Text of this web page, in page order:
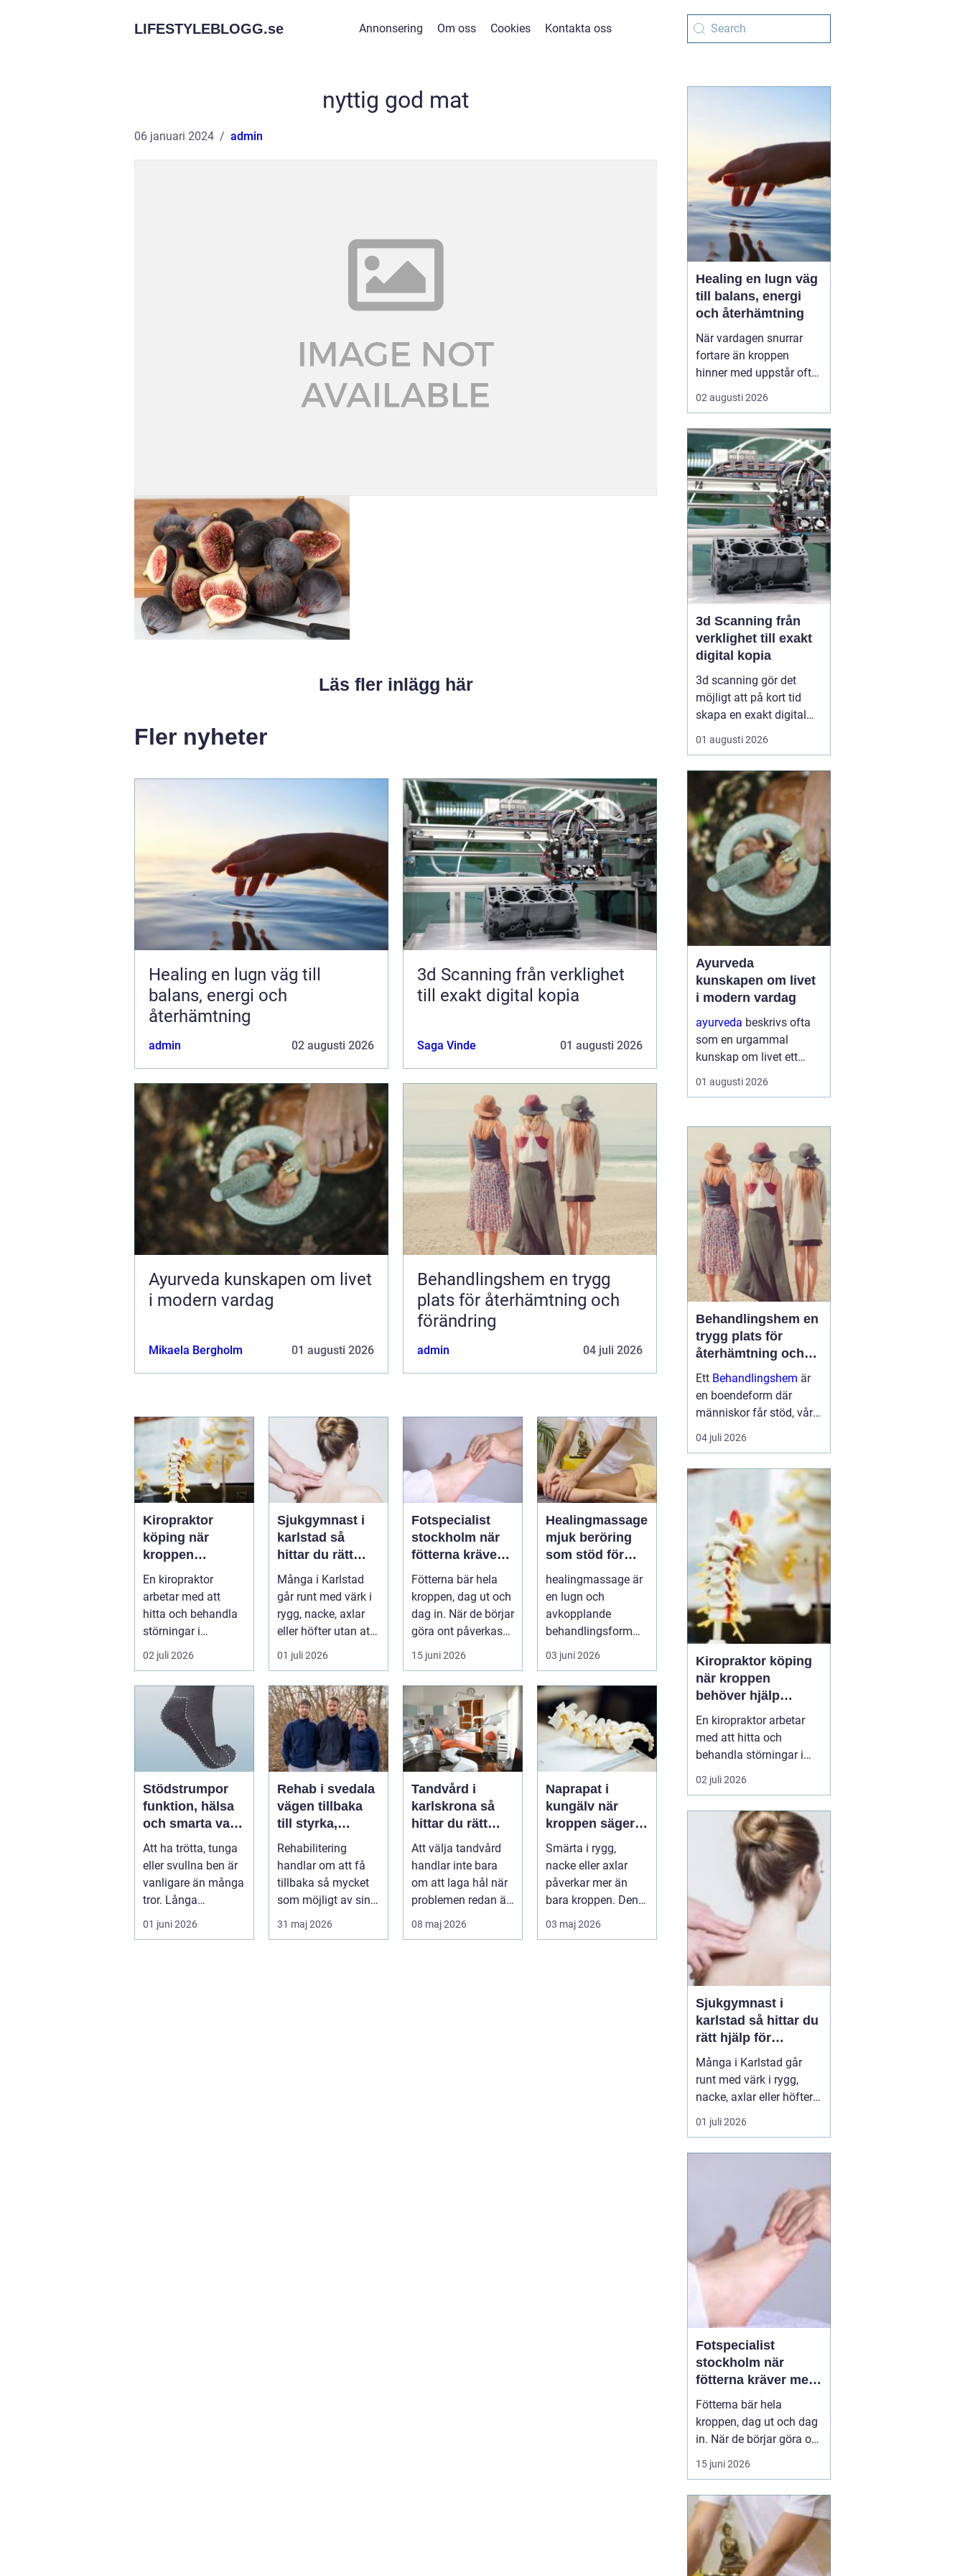
LIFESTYLEBLOGG.se Annonsering Om oss Cookies Kontakta oss
nyttig god mat
06 januari 2024 admin
Läs fler inlägg här
Fler nyheter
Healing en lugn väg till
balans, energi och
återhämtning
admin 02 augusti 2026
3d Scanning från verklighet
till exakt digital kopia
Saga Vinde 01 augusti 2026
Ayurveda kunskapen om livet
i modern vardag
Mikaela Bergholm 01 augusti 2026
Behandlingshem en trygg
plats för återhämtning och
förändring
admin 04 juli 2026
Kiropraktor
köping när
kroppen
behöver hjälp
tillbaka
En kiropraktor
arbetar med att
hitta och behandla
störningar i
kroppens leder,
muskler och
nervsyste...
02 juli 2026
Sjukgymnast i
karlstad så
hittar du rätt
hjälp för
kroppen
Många i Karlstad
går runt med värk i
rygg, nacke, axlar
eller höfter utan att
söka hjälp. Andra
har ...
01 juli 2026
Fotspecialist
stockholm när
fötterna kräver
mer än vanliga
sulor
Fötterna bär hela
kroppen, dag ut och
dag in. När de börjar
göra ont påverkas
mer än bara stegen
sö...
15 juni 2026
Healingmassage
mjuk beröring
som stöd för
kropp och själ
healingmassage är
en lugn och
avkopplande
behandlingsform
som förenar
klassisk massage
med energibas...
03 juni 2026
Stödstrumpor
funktion, hälsa
och smarta val i
vardagen
Att ha trötta, tunga
eller svullna ben är
vanligare än många
tror. Långa
arbetsdagar på
hårda golv, ...
01 juni 2026
Rehab i svedala
vägen tillbaka
till styrka,
balans och
vardag
Rehabilitering
handlar om att få
tillbaka så mycket
som möjligt av sin
funktion, energi och
trygghet...
31 maj 2026
Tandvård i
karlskrona så
hittar du rätt
klinik för
långsiktig
munhälsa
Att välja tandvård
handlar inte bara
om att laga hål när
problemen redan är
ett faktum. Det
handlar ...
08 maj 2026
Naprapat i
kungälv när
kroppen säger
ifrån
Smärta i rygg,
nacke eller axlar
påverkar mer än
bara kroppen. Den
tar energi,
koncentration och
03 maj 2026
Healing en lugn väg
till balans, energi
och återhämtning
När vardagen snurrar
fortare än kroppen
hinner med uppstår ofta
spänningar, oro och
trötthet som inte går att
Många börjar då söka
efter metoder som kan
skapa lugn på djupet,
inte bara i tankarna utan
också i kroppen. I den
sökn...
02 augusti 2026
3d Scanning från
verklighet till exakt
digital kopia
3d scanning gör det
möjligt att på kort tid
skapa en exakt digital
kopia av nästan vad
som helst: en liten detalj,
eller en hel fabrik.
Tekniken används i dag
inom industri, bygg,
fastigheter, kulturarv och
infrastruktur för at...
01 augusti 2026
Ayurveda
kunskapen om livet
i modern vardag
ayurveda beskrivs ofta
som en urgammal
kunskap om livet ett
praktiskt system för
hälsa som förenar kropp,
stället för att enbart
fokusera på symptom
försöker ayurvedan
förstå varf...
01 augusti 2026
Behandlingshem en
trygg plats för
återhämtning och
förändring
Ett Behandlingshem är
en boendeform där
människor får stöd, vård
och struktur under en
period i livet när det
öppenvården inte räcker.
Målet är att skapa
trygghet, stabilitet och
förutsättni...
04 juli 2026
Kiropraktor köping
när kroppen
behöver hjälp
tillbaka
En kiropraktor arbetar
med att hitta och
behandla störningar i
kroppens leder, muskler
och nervsystem. Målet
smärta, bättre rörlighet
och en vardag som
fungerar igen.
Kiropraktik passar
många som kämpar
med återkommande
ryggont...
02 juli 2026
Sjukgymnast i
karlstad så hittar du
rätt hjälp för
kroppen
Många i Karlstad går
runt med värk i rygg,
nacke, axlar eller höfter
utan att söka hjälp.
Andra har råkat ut för en
släppa. En legitimerad
sjukgymnast kan då
göra stor skillnad.
Genom n...
01 juli 2026
Fotspecialist
stockholm när
fötterna kräver mer
än vanliga sulor
Fötterna bär hela
kroppen, dag ut och dag
in. När de börjar göra ont
påverkas mer än bara
stegen sömn, träning,
lidande. Många försöker
länge med egenvård,
inlägg från sportbutiken
eller vila, men
15 juni 2026